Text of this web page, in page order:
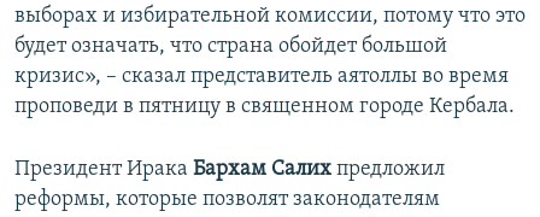
выборах и избирательной комиссии, потому что это
будет означать, что страна обойдет большой
кризис», – сказал представитель аятоллы во время
проповеди в пятницу в священном городе Кербала.
Президент Ирака Бархам Салих предложил
реформы, которые позволят законодателям